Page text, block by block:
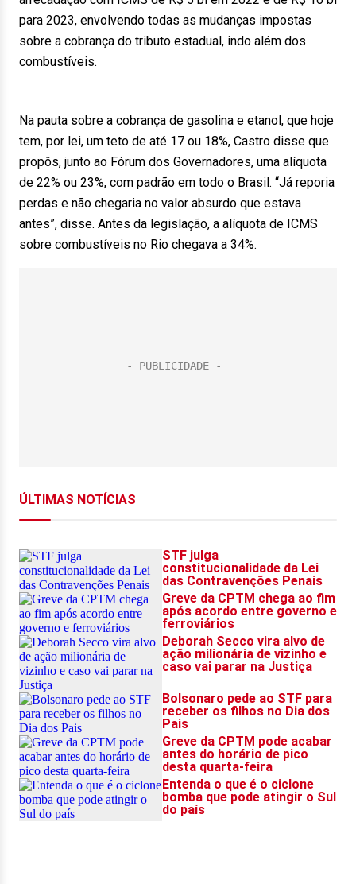
para 2023, envolvendo todas as mudanças impostas
sobre a cobrança do tributo estadual, indo além dos
combustíveis.
Na pauta sobre a cobrança de gasolina e etanol, que hoje
tem, por lei, um teto de até 17 ou 18%, Castro disse que
propôs, junto ao Fórum dos Governadores, uma alíquota
de 22% ou 23%, com padrão em todo o Brasil. “Já reporia
perdas e não chegaria no valor absurdo que estava
antes”, disse. Antes da legislação, a alíquota de ICMS
sobre combustíveis no Rio chegava a 34%.